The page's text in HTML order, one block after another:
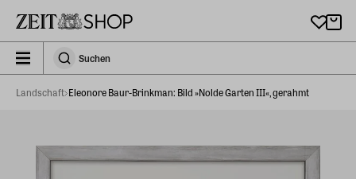
zeit_storefront.components.search.collapsed
SuchenSuchen
Landschaft Eleonore Baur-Brinkman: Bild »Nolde Garten III«, gerahmt​